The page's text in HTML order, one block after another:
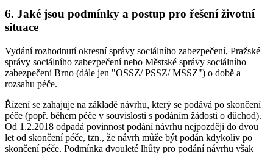
6. Jaké jsou podmínky a postup pro řešení životní
situace
Vydání rozhodnutí okresní správy sociálního zabezpečení, Pražské
správy sociálního zabezpečení nebo Městské správy sociálního
zabezpečení Brno (dále jen "OSSZ/ PSSZ/ MSSZ") o době a
rozsahu péče.
Řízení se zahajuje na základě návrhu, který se podává po skončení
péče (popř. během péče v souvislosti s podáním žádosti o důchod).
Od 1.2.2018 odpadá povinnost podání návrhu nejpozději do dvou
let od skončení péče, tzn., že návrh může být podán kdykoliv po
skončení péče. Podmínka dvouleté lhůty pro podání návrhu však